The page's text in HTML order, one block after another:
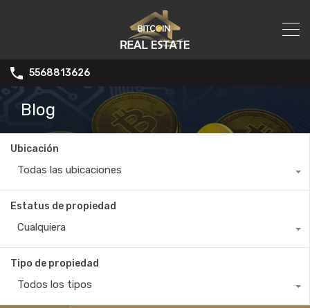
5568813626
Blog
Ubicación
Todas las ubicaciones
Estatus de propiedad
Cualquiera
Tipo de propiedad
Todos los tipos